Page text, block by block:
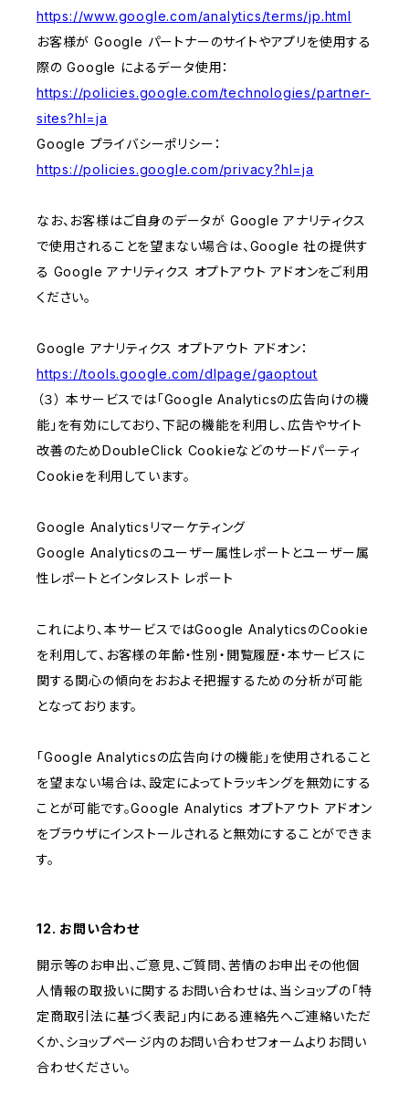
https://www.google.com/analytics/terms/jp.html
お客様が Google パートナーのサイトやアプリを使用する
際の Google によるデータ使用：
https://policies.google.com/technologies/partner-
sites?hl=ja
Google プライバシーポリシー：
https://policies.google.com/privacy?hl=ja
なお、お客様はご自身のデータが Google アナリティクス
で使用されることを望まない場合は、Google 社の提供す
る Google アナリティクス オプトアウト アドオンをご利用
ください。
Google アナリティクス オプトアウト アドオン：
https://tools.google.com/dlpage/gaoptout
（３） 本サービスでは「Google Analyticsの広告向けの機
能」を有効にしており、下記の機能を利用し、広告やサイト
改善のためDoubleClick Cookieなどのサードパーティ
Cookieを利用しています。
Google Analyticsリマーケティング
Google Analyticsのユーザー属性レポートとユーザー属
性レポートとインタレスト レポート
これにより、本サービスではGoogle AnalyticsのCookie
を利用して、お客様の年齢・性別・閲覧履歴・本サービスに
関する関心の傾向をおおよそ把握するための分析が可能
となっております。
「Google Analyticsの広告向けの機能」を使用されること
を望まない場合は、設定によってトラッキングを無効にする
ことが可能です。Google Analytics オプトアウト アドオン
をブラウザにインストールされると無効にすることができま
す。
12. お問い合わせ
開示等のお申出、ご意見、ご質問、苦情のお申出その他個
人情報の取扱いに関するお問い合わせは、当ショップの「特
定商取引法に基づく表記」内にある連絡先へご連絡いただ
くか、ショップページ内のお問い合わせフォームよりお問い
合わせください。